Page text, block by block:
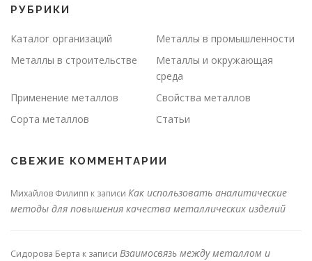
РУБРИКИ
Каталог организаций
Металлы в промышленности
Металлы в строительстве
Металлы и окружающая
среда
Применение металлов
Свойства металлов
Сорта металлов
Статьи
СВЕЖИЕ КОММЕНТАРИИ
Михайлов Филипп к записи Как использовать аналитические
методы для повышения качества металлических изделий
Сидорова Берта к записи Взаимосвязь между металлом и